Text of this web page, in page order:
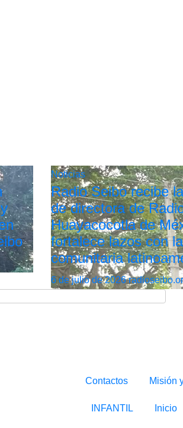
Noticias
Radio Seibo recibe
de directora de
Huayacocotla de
fortalece lazos con
comunitaria
6 de julio de 2026
Contactos Misión
INFANTIL Inicio